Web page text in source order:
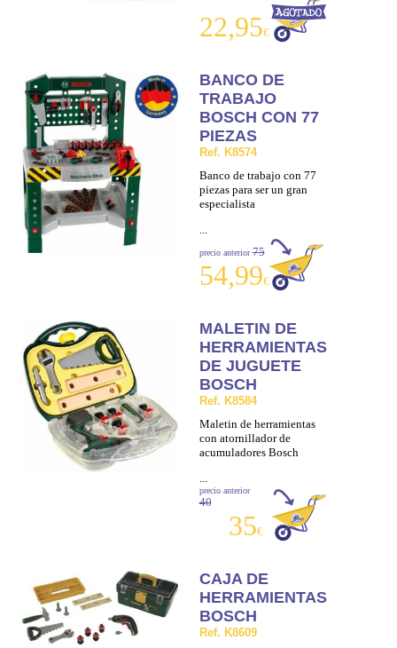
22,95€
BANCO DE
TRABAJO
BOSCH CON 77
PIEZAS
Ref. K8574
Banco de trabajo con 77
piezas para ser un gran
especialista
...
precio anterior75
54,99€
MALETIN DE
HERRAMIENTAS
DE JUGUETE
BOSCH
Ref. K8584
Maletin de herramientas
con atornillador de
acumuladores Bosch
...
precio anterior
40
35€
CAJA DE
HERRAMIENTAS
BOSCH
Ref. K8609